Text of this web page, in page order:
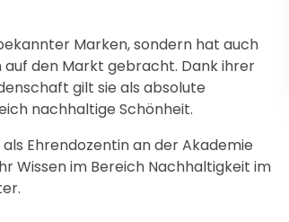
Marken, sondern hat auch
den Markt gebracht. Dank ihrer
gilt sie als absolute
nachhaltige Schönheit.
Ehrendozentin an der Akademie
Wissen im Bereich Nachhaltigkeit im